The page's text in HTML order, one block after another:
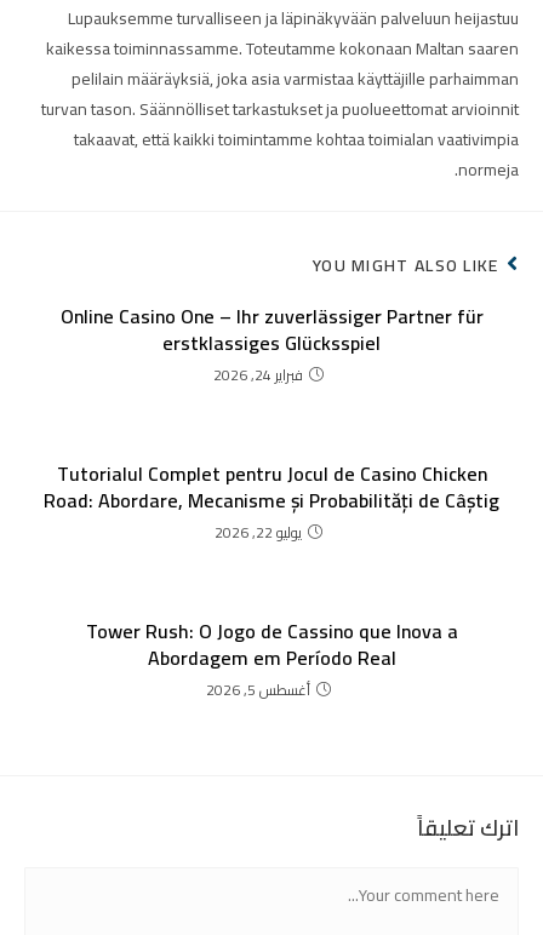
Lupauksemme turvalliseen ja läpinäkyvään palveluun heijastuu
kaikessa toiminnassamme. Toteutamme kokonaan Maltan saaren
pelilain määräyksiä, joka asia varmistaa käyttäjille parhaimman
turvan tason. Säännölliset tarkastukset ja puolueettomat arvioinnit
takaavat, että kaikki toimintamme kohtaa toimialan vaativimpia
normeja.
YOU MIGHT ALSO LIKE
Online Casino One – Ihr zuverlässiger Partner für
erstklassiges Glücksspiel
فبراير 24, 2026
Tutorialul Complet pentru Jocul de Casino Chicken
Road: Abordare, Mecanisme și Probabilități de Câștig
يوليو 22, 2026
Tower Rush: O Jogo de Cassino que Inova a
Abordagem em Período Real
أغسطس 5, 2026
اترك تعليقاً